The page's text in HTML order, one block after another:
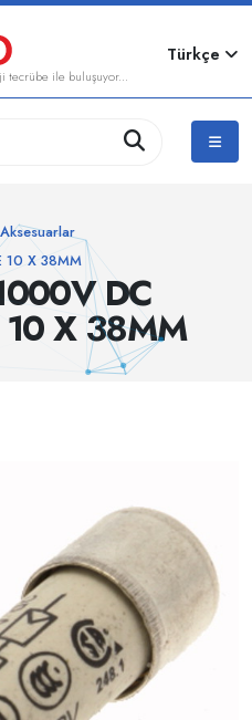
tecrübe ile buluşuyor...
Türkçe
DC
10 X 38MM
10 X 38MM